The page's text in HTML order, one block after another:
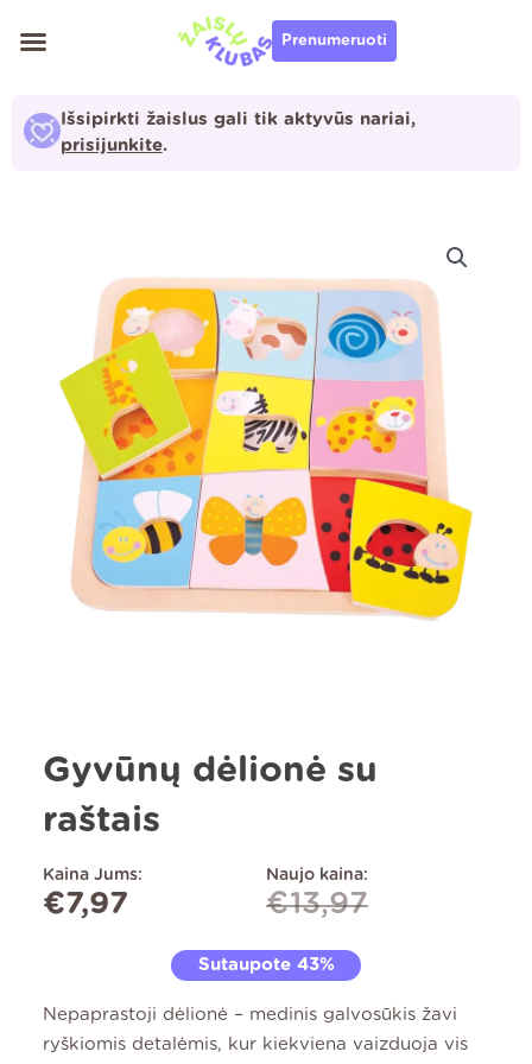
prie
Prenumeruoti
Išsipirkti žaislus gali tik aktyvūs nariai,
prisijunkite.
Gyvūnų dėlionė su
raštais
Kaina Jums:
€7,97
Naujo kaina:
€13,97
Sutaupote 43%
Nepaprastoji dėlionė – medinis galvosūkis žavi
ryškiomis detalėmis, kur kiekviena vaizduoja vis